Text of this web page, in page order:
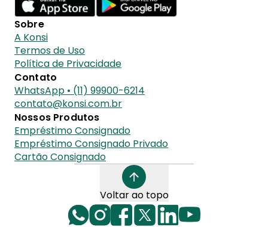
Sobre
A Konsi
Termos de Uso
Política de Privacidade
Contato
WhatsApp • (11) 99900-6214
contato@konsi.com.br
Nossos Produtos
Empréstimo Consignado
Empréstimo Consignado Privado
Cartão Consignado
Voltar ao topo